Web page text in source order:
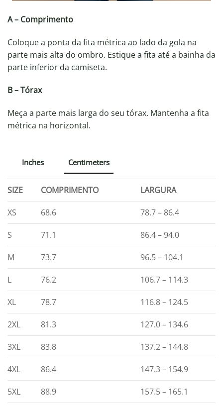
A – Comprimento
Coloque a ponta da fita métrica ao lado da gola na
parte mais alta do ombro. Estique a fita até a bainha da
parte inferior da camiseta.
B – Tórax
Meça a parte mais larga do seu tórax. Mantenha a fita
métrica na horizontal.
Inches Centimeters
SIZE COMPRIMENTO LARGURA
XS 68.6 78.7 – 86.4
S 71.1 86.4 – 94.0
M 73.7 96.5 – 104.1
L 76.2 106.7 – 114.3
XL 78.7 116.8 – 124.5
2XL 81.3 127.0 – 134.6
3XL 83.8 137.2 – 144.8
4XL 86.4 147.3 – 154.9
5XL 88.9 157.5 – 165.1